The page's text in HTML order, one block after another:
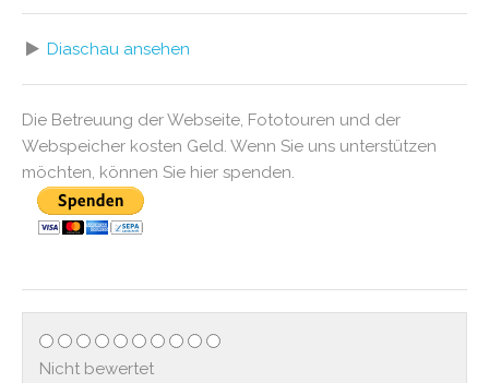
Diaschau ansehen
Die Betreuung der Webseite, Fototouren und der
Webspeicher kosten Geld. Wenn Sie uns unterstützen
möchten, können Sie hier spenden.
Nicht bewertet